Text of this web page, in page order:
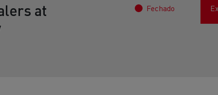
at
Fechado